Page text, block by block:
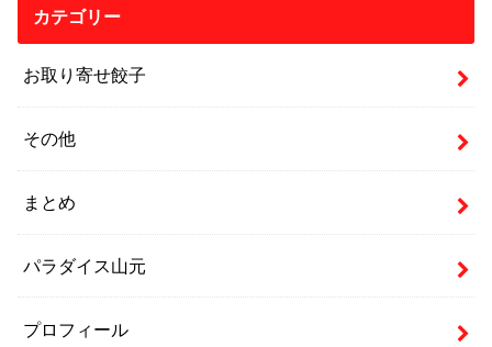
カテゴリー
お取り寄せ餃子
その他
まとめ
パラダイス山元
プロフィール